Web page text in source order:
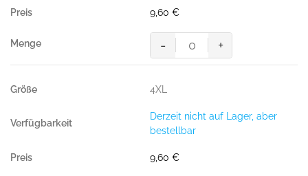
meliert
9,60 €
HAKRO
T-
Bio-
Baumwolle
GOTS
grau
meliert
- +
4XL
Derzeit nicht auf Lager, aber
bestellbar
9,60 €